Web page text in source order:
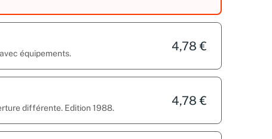
équipements.
4,78 €
différente. Edition 1988.
4,78 €